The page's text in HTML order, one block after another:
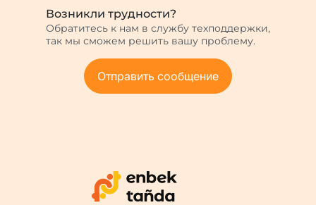
Возникли трудности?
Обратитесь к нам в службу техподдержки,
так мы сможем решить вашу проблему.
Отправить сообщение